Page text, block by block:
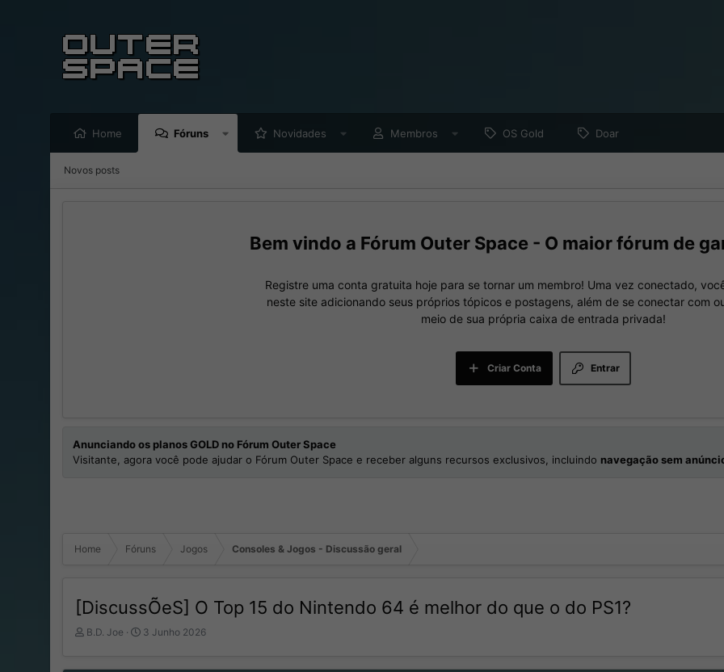
Home Fóruns Novidades Membros OS Gold Doar
Novos posts
Fórum Outer Space - O maior fórum de
Registre uma conta gratuita hoje para se tornar um membro! Uma vez conectado,
neste site adicionando seus próprios tópicos e postagens, além de se conectar com
meio de sua própria caixa de entrada privada!
Entrar
Criar Conta
Anunciando os planos GOLD no Fórum Outer Space
Visitante, agora você pode ajudar o Fórum Outer Space e receber alguns recursos exclusivos, incluindo navegação sem
Home Fóruns Jogos Consoles & Jogos - Discussão geral
[DiscussÕeS] O Top 15 do Nintendo 64 é melhor do que o do PS1?
IB.D. Joe
D
3 Junho 2026